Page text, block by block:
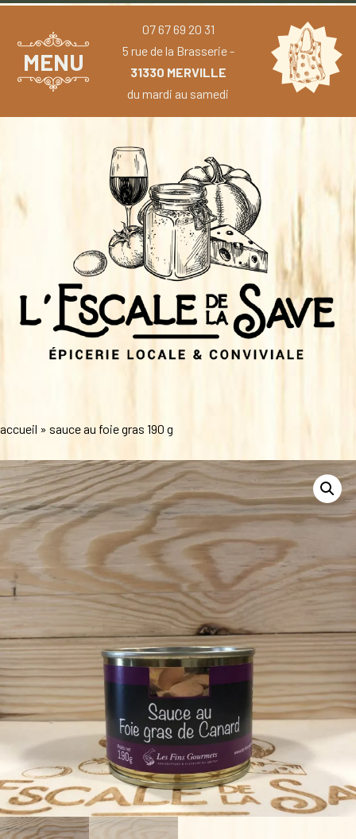
MENU
07 67 69 20 31
5 rue de la Brasserie -
31330 MERVILLE
du mardi au samedi
accueil » sauce au foie gras 190 g